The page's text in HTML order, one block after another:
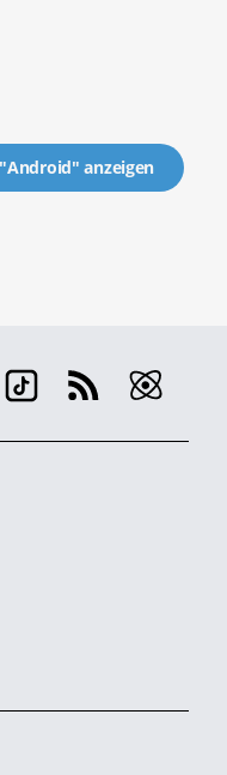
anzeigen